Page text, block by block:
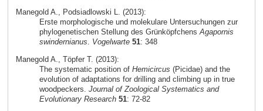
Manegold A., Podsiadlowski L. (2013):
Erste morphologische und molekulare Untersuchungen zur
phylogenetischen Stellung des GrünköpfchensAgapornis
swindernianus. Vogelwarte 51: 348
Manegold A., Töpfer T. (2013):
The systematic position of Hemicircus (Picidae) and the
evolution of adaptations for drilling and climbing up in true
woodpeckers. Journal of Zoological Systematics and
Evolutionary Research 51: 72-82